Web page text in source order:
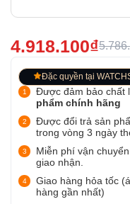
4.918.100₫
Đặc quyền tại
Được đảm bảo chất
phẩm chính hãng
Được đổi trả sản
trong vòng 3 ngày
Miễn phí vận
giao nhận.
Giao hàng hỏa tốc
hàng gần nhất)